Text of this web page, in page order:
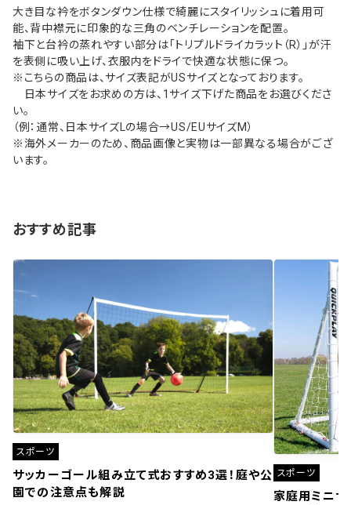
大き目な衿をボタンダウン仕様で綺麗にスタイリッシュに着用可
能、背中襟元に印象的な三角のベンチレーションを配置。
袖下と台衿の蒸れやすい部分は「トリプルドライカラット（R）」が汗
を表側に吸い上げ、衣服内をドライで快適な状態に保つ。
※こちらの商品は、サイズ表記がUSサイズとなっております。
日本サイズをお求めの方は、1サイズ下げた商品をお選びくださ
い。
（例：通常、日本サイズLの場合→US/EUサイズM）
※海外メーカーのため、商品画像と実物は一部異なる場合がござ
います。
おすすめ記事
スポーツ
サッカーゴール組み立て式おすすめ3選！庭や公
園での注意点も解説
スポーツ
家庭用ミニサ